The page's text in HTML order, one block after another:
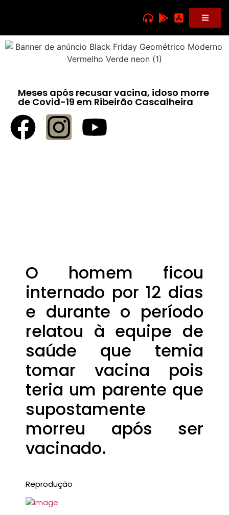
Meses após recusar vacina, idoso morre
de Covid-19 em Ribeirão Cascalheira
O homem ficou
internado por 12 dias
e durante o período
relatou à equipe de
saúde que temia
tomar vacina pois
teria um parente que
supostamente
morreu após ser
vacinado.
Reprodução